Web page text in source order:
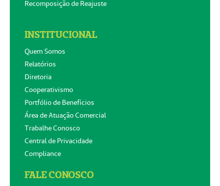
Recomposição de Reajuste
INSTITUCIONAL
Quem Somos
Relatórios
Diretoria
Cooperativismo
Portfólio de Benefícios
Área de Atuação Comercial
Trabalhe Conosco
Central de Privacidade
Compliance
FALE CONOSCO